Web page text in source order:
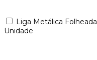
Liga Metálica Folheada
Unidade